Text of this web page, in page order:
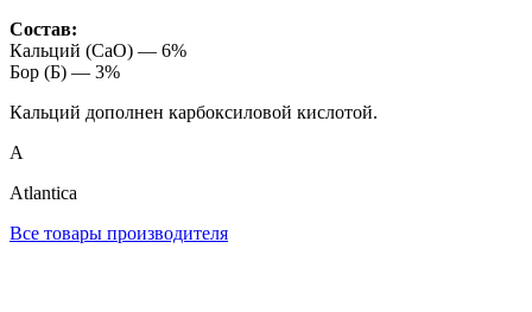
Состав:
Кальций (CaO) — 6%
Бор (Б) — 3%
Кальций дополнен карбоксиловой кислотой.
A
Atlantica
Все товары производителя